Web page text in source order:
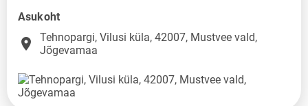
Asukoht
place
Tehnopargi, Vilusi küla, 42007, Mustvee vald,
Jõgevamaa